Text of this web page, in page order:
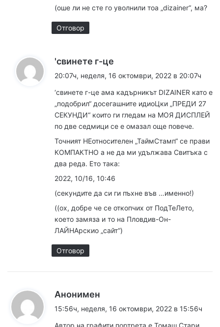
(оше ли не сте го уволнили тоа „dizainer“, ма?
Отговор
'свинете г-це
а
а
:
20:07ч, неделя, 16 октомври, 2022 в 20:07ч
‘свинете г-це ама кадърникът DIZAINER като е
„подобрил“ досегашните идиоЦки „ПРЕДИ 27
СЕКУНДИ“ които ги гледам на МОЯ ДИСПЛЕЙ
по две седмици се е омазал още повече.
Точният НЕотносителен „ТаймСтамп“ се прави
КОМПАКТНО а не да ми удължава Свитъка с
два реда. Ето така:
2022, 10/16, 10:46
(секундите да си ги пъхне във …именно!)
((ох, добре че се откопчих от ПодТеЛето,
което замяза и то на Пловдив-Он-
ЛАЙНАрскио „сайт“)
Отговор
Анонимен
а
15:56ч, неделя, 16 октомври, 2022 в 15:56ч